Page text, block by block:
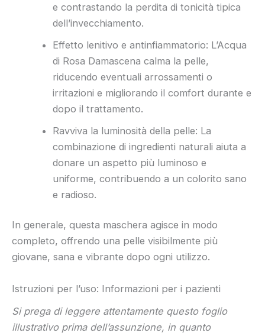
e contrastando la perdita di tonicità tipica
dell’invecchiamento.
Effetto lenitivo e antinfiammatorio: L’Acqua
di Rosa Damascena calma la pelle,
riducendo eventuali arrossamenti o
irritazioni e migliorando il comfort durante e
dopo il trattamento.
Ravviva la luminosità della pelle: La
combinazione di ingredienti naturali aiuta a
donare un aspetto più luminoso e
uniforme, contribuendo a un colorito sano
e radioso.
In generale, questa maschera agisce in modo
completo, offrendo una pelle visibilmente più
giovane, sana e vibrante dopo ogni utilizzo.
Istruzioni per l’uso: Informazioni per i pazienti
Si prega di leggere attentamente questo foglio
illustrativo prima dell’assunzione, in quanto